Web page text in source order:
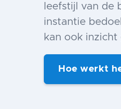
leefstijl van de
instantie
kan ook
Hoe werkt